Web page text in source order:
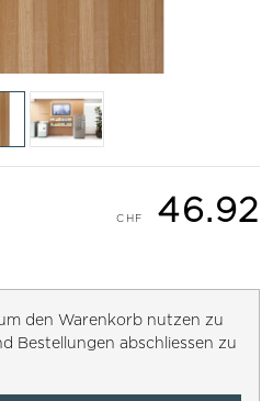
46.92
den Warenkorb nutzen zu
Bestellungen abschliessen zu